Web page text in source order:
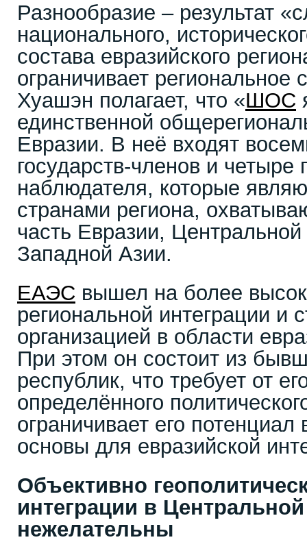
Разнообразие – результат
национального,
состава евразийского
ограничивает региональное
Хуашэн полагает, что «ШОС
единственной
Евразии. В неё входят
государств-членов и четыре
наблюдателя, которые
странами региона,
часть Евразии,
Западной Азии.
ЕАЭС вышел на более
региональной интеграции и
организацией в области
При этом он состоит из
республик, что требует от
определённого
ограничивает его
основы для евразийской
Объективно
интеграции в
нежелательны